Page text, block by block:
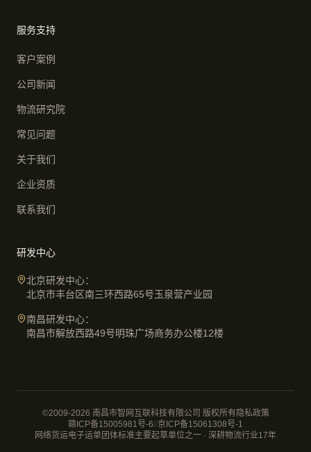
服务支持
客户案例
公司新闻
物流研究院
常见问题
关于我们
企业资质
联系我们
研发中心
北京研发中心：
北京市丰台区南三环西路65号玉泉营产业园
南昌研发中心：
南昌市解放西路49号明珠广场商务办公楼12楼
©2009-2026 南昌市智网互联科技有限公司 版权所有隐私政策
赣ICP备15005981号-6//京ICP备15061308号-1
网络货运电子运单团体标准主要起草单位之一 · 深耕物流行业17年